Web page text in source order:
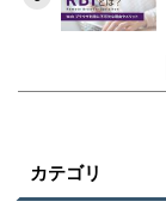
カテゴリ